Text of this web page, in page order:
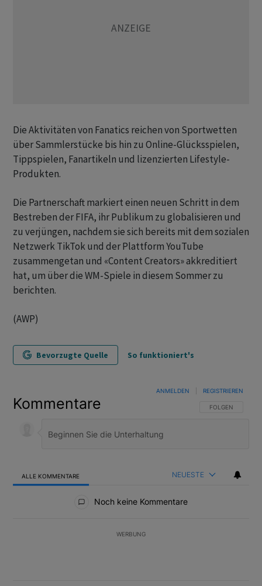
Die Aktivitäten von Fanatics reichen von Sportwetten
über Sammlerstücke bis hin zu Online-Glücksspielen,
Tippspielen, Fanartikeln und lizenzierten Lifestyle-
Produkten.
Die Partnerschaft markiert einen neuen Schritt in dem
Bestreben der FIFA, ihr Publikum zu globalisieren und
zu verjüngen, nachdem sie sich bereits mit dem sozialen
Netzwerk TikTok und der Plattform YouTube
zusammengetan und «Content Creators» akkreditiert
hat, um über die WM-Spiele in diesem Sommer zu
berichten.
(AWP)
Bevorzugte Quelle So funktioniert's
Kommentare FOLGE DIESER
FOLGEN
ANMELDEN REGISTRIEREN
ALLE KOMMENTARE NEUESTE
Noch keine Kommentare
WERBUNG